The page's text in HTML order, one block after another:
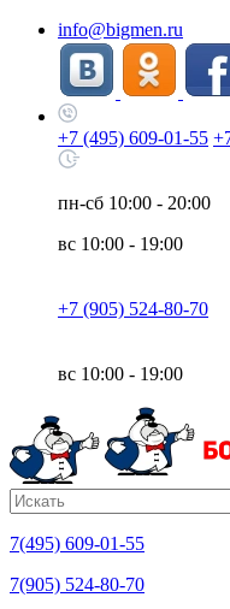
info@bigmen.ru
+7 (495) 609-01-55
пн-сб 10:00 - 20:00
вс 10:00 - 19:00
+7 (905) 524-80-70
вс 10:00 - 19:00
7(495) 609-01-55
7(905) 524-80-70